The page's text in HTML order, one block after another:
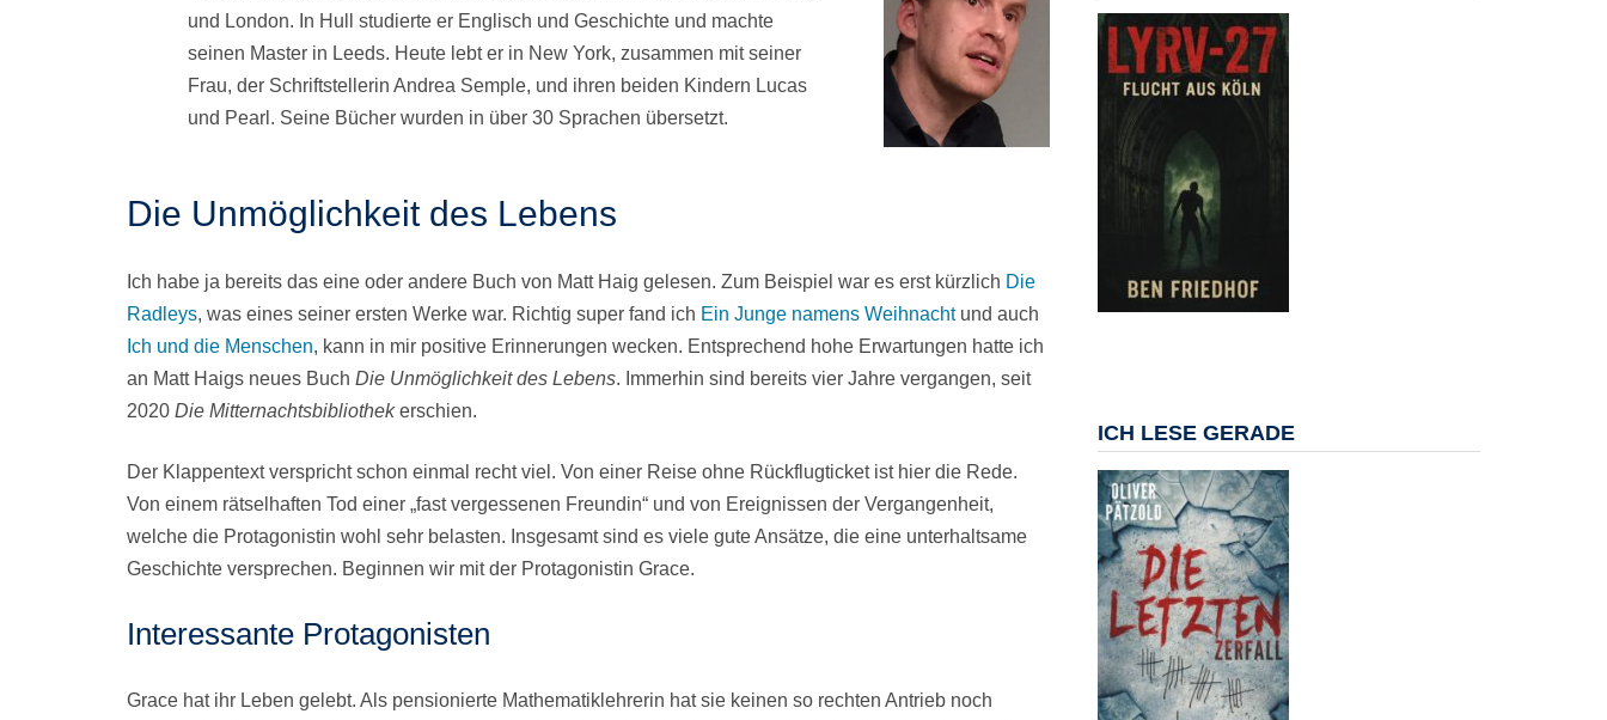
und London. In Hull studierte er Englisch und Geschichte und machte
seinen Master in Leeds. Heute lebt er in New York, zusammen mit seiner
Frau, der Schriftstellerin Andrea Semple, und ihren beiden Kindern Lucas
und Pearl. Seine Bücher wurden in über 30 Sprachen übersetzt.
Die Unmöglichkeit des Lebens
Ich habe ja bereits das eine oder andere Buch von Matt Haig gelesen. Zum Beispiel war es erst kürzlich Die
Radleys, was eines seiner ersten Werke war. Richtig super fand ich Ein Junge namens Weihnachtund auch
Ich und die Menschen, kann in mir positive Erinnerungen wecken. Entsprechend hohe Erwartungen hatte ich
an Matt Haigs neues BuchDie Unmöglichkeit des Lebens. Immerhin sind bereits vier Jahre vergangen, seit
2020Die Mitternachtsbibliothekerschien.
Der Klappentext verspricht schon einmal recht viel. Von einer Reise ohne Rückflugticket ist hier die Rede.
Von einem rätselhaften Tod einer „fast vergessenen Freundin“ und von Ereignissen der Vergangenheit,
welche die Protagonistin wohl sehr belasten. Insgesamt sind es viele gute Ansätze, die eine unterhaltsame
Geschichte versprechen. Beginnen wir mit der Protagonistin Grace.
Interessante Protagonisten
Grace hat ihr Leben gelebt. Als pensionierte Mathematiklehrerin hat sie keinen so rechten Antrieb noch
ICH LESE GERADE